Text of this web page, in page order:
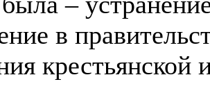
в